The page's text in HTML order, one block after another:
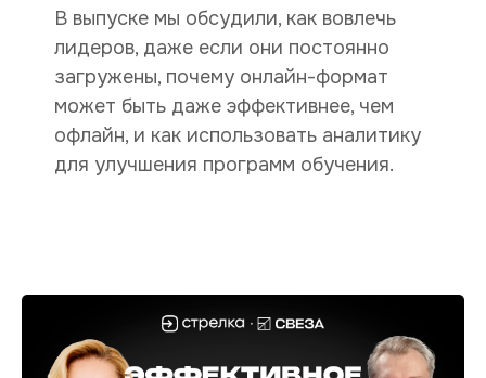
В выпуске мы обсудили, как вовлечь
лидеров, даже если они постоянно
загружены, почему онлайн-формат
может быть даже эффективнее, чем
офлайн, и как использовать аналитику
для улучшения программ обучения.